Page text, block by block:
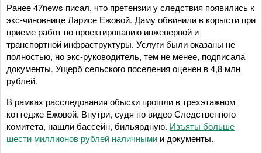
Ранее 47news писал, что претензии у следствия появились к
экс-чиновнице Ларисе Ежовой. Даму обвинили в корысти при
приеме работ по проектированию инженерной и
транспортной инфраструктуры. Услуги были оказаны не
полностью, но экс-руководитель, тем не менее, подписала
документы. Ущерб сельского поселения оценен в 4,8 млн
рублей.
В рамках расследования обыски прошли в трехэтажном
коттедже Ежовой. Внутри, судя по видео Следственного
комитета, нашли бассейн, бильярдную. Изъяты больше
шести миллионов рублей наличными и документы.